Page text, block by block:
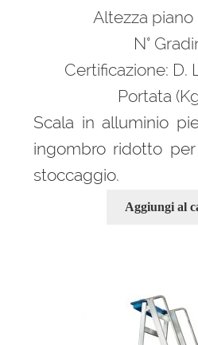
Altezza piano
N°
Certificazione: D.
Portata
Scala in alluminio
ingombro ridotto
stoccaggio.
Aggiungi al